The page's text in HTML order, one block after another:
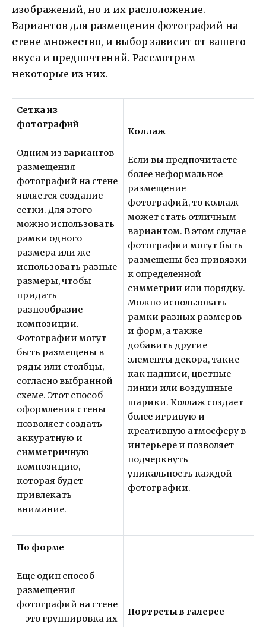
изображений, но и их расположение.
Вариантов для размещения фотографий на
стене множество, и выбор зависит от вашего
вкуса и предпочтений. Рассмотрим
некоторые из них.
Сетка из
фотографий
Одним из вариантов
размещения
фотографий на стене
является создание
сетки. Для этого
можно использовать
рамки одного
размера или же
использовать разные
размеры, чтобы
придать
разнообразие
композиции.
Фотографии могут
быть размещены в
ряды или столбцы,
согласно выбранной
схеме. Этот способ
оформления стены
позволяет создать
аккуратную и
симметричную
композицию,
которая будет
привлекать
внимание.
Коллаж
Если вы предпочитаете
более неформальное
размещение
фотографий, то коллаж
может стать отличным
вариантом. В этом случае
фотографии могут быть
размещены без привязки
к определенной
симметрии или порядку.
Можно использовать
рамки разных размеров
и форм, а также
добавить другие
элементы декора, такие
как надписи, цветные
линии или воздушные
шарики. Коллаж создает
более игривую и
креативную атмосферу в
интерьере и позволяет
подчеркнуть
уникальность каждой
фотографии.
По форме
Еще один способ
размещения
фотографий на стене
– это группировка их
Портреты в галерее